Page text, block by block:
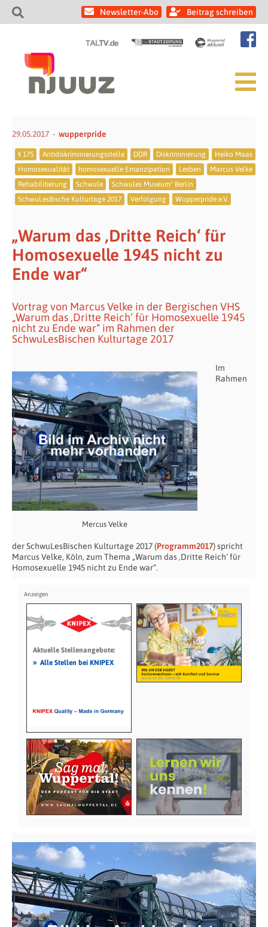
Newsletter-Abo Beitrag schreiben
29.05.2017 wupperpride
§ 175 Antidiskriminierungsstelle DDR Diskriminierung
Heiko Maas
Homosexualität
homosexuelle Emanzipation Lesben
Marcus Velke
Rehabilitierung
Schwule
Schwules Museum* Berlin
SchwuLesBische Kulturtage 2017
Verfolgung Wupperpride e.V.
„Warum das ‚Dritte Reich‘ für
Homosexuelle 1945 nicht zu
Ende war“
Vortrag von Marcus Velke in der Bergischen VHS
„Warum das ‚Dritte Reich‘ für Homosexuelle 1945
nicht zu Ende war“ im Rahmen der
SchwuLesBischen Kulturtage 2017
Mercus Velke
Im
Rahmen
der SchwuLesBischen Kulturtage 2017 (Programm2017) spricht
Marcus Velke, Köln, zum Thema „Warum das ‚Dritte Reich‘ für
Homosexuelle 1945 nicht zu Ende war“.
Aktuelle Stellenangebote:
» Alle Stellen bei KNIPEX